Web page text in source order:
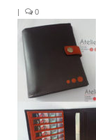
E-Boutique
Pour
Contact
| 0